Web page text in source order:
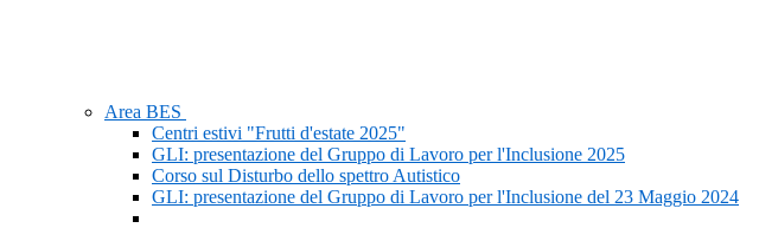
Area BES
Centri estivi "Frutti d'estate 2025"
GLI: presentazione del Gruppo di Lavoro per l'Inclusione 2025
Corso sul Disturbo dello spettro Autistico
GLI: presentazione del Gruppo di Lavoro per l'Inclusione del 23 Maggio 2024